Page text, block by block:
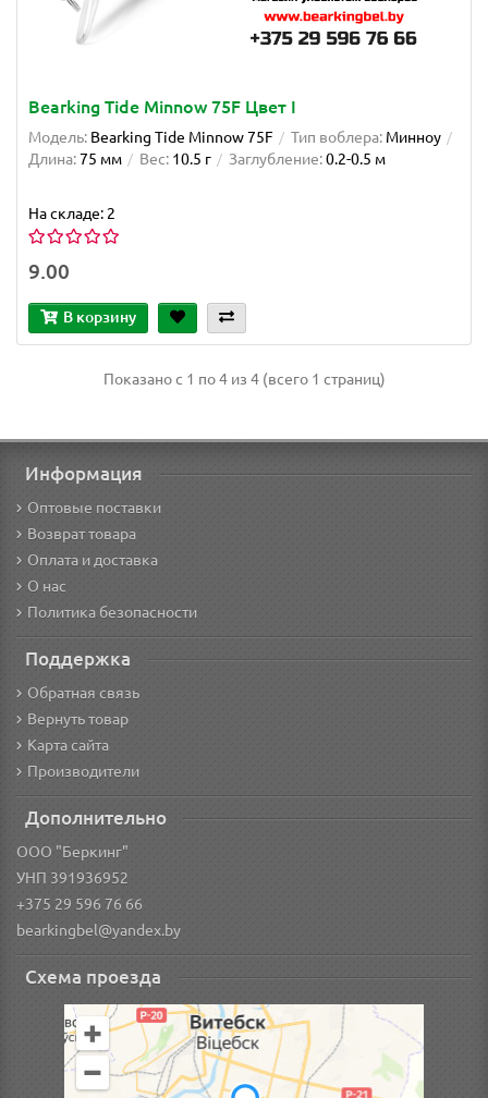
Bearking Tide Minnow 75F Цвет I
Модель: Bearking Tide Minnow 75F Тип воблера: Минноу
Длина:75 мм Вес: 10.5 г Заглубление:0.2-0.5 м
На складе: 2
9.00
В корзину
Показано с 1 по 4 из 4 (всего 1 страниц)
Информация
Оптовые поставки
Возврат товара
Оплата и доставка
О нас
Политика безопасности
Поддержка
Обратная связь
Вернуть товар
Карта сайта
Производители
Дополнительно
ООО "Беркинг"
УНП 391936952
+375 29 596 76 66
bearkingbel@yandex.by
Схема проезда